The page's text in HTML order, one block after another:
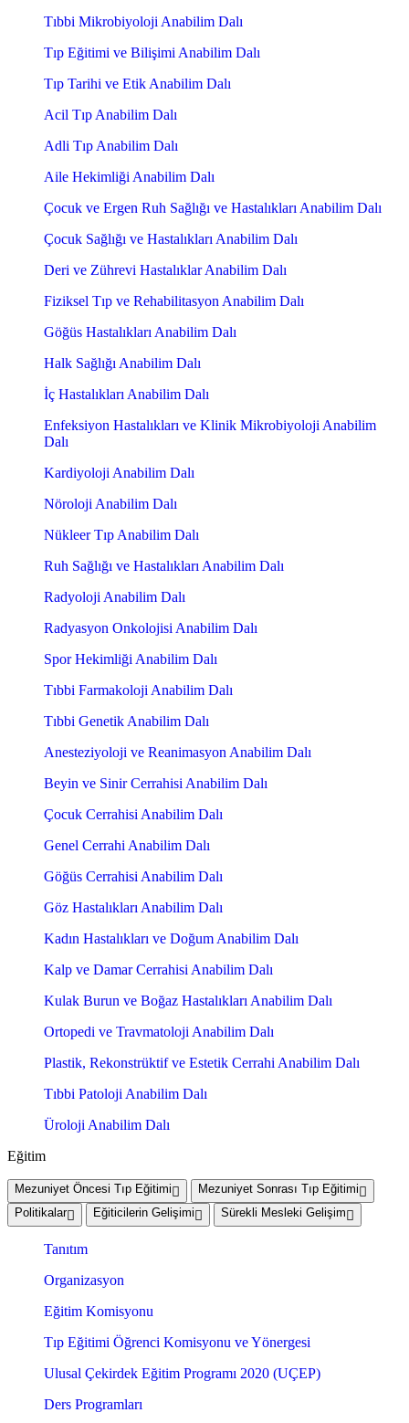
Tıbbi Mikrobiyoloji Anabilim Dalı
Tıp Eğitimi ve Bilişimi Anabilim Dalı
Tıp Tarihi ve Etik Anabilim Dalı
Acil Tıp Anabilim Dalı
Adli Tıp Anabilim Dalı
Aile Hekimliği Anabilim Dalı
Çocuk ve Ergen Ruh Sağlığı ve Hastalıkları Anabilim Dalı
Çocuk Sağlığı ve Hastalıkları Anabilim Dalı
Deri ve Zührevi Hastalıklar Anabilim Dalı
Fiziksel Tıp ve Rehabilitasyon Anabilim Dalı
Göğüs Hastalıkları Anabilim Dalı
Halk Sağlığı Anabilim Dalı
İç Hastalıkları Anabilim Dalı
Enfeksiyon Hastalıkları ve Klinik Mikrobiyoloji Anabilim
Dalı
Kardiyoloji Anabilim Dalı
Nöroloji Anabilim Dalı
Nükleer Tıp Anabilim Dalı
Ruh Sağlığı ve Hastalıkları Anabilim Dalı
Radyoloji Anabilim Dalı
Radyasyon Onkolojisi Anabilim Dalı
Spor Hekimliği Anabilim Dalı
Tıbbi Farmakoloji Anabilim Dalı
Tıbbi Genetik Anabilim Dalı
Anesteziyoloji ve Reanimasyon Anabilim Dalı
Beyin ve Sinir Cerrahisi Anabilim Dalı
Çocuk Cerrahisi Anabilim Dalı
Genel Cerrahi Anabilim Dalı
Göğüs Cerrahisi Anabilim Dalı
Göz Hastalıkları Anabilim Dalı
Kadın Hastalıkları ve Doğum Anabilim Dalı
Kalp ve Damar Cerrahisi Anabilim Dalı
Kulak Burun ve Boğaz Hastalıkları Anabilim Dalı
Ortopedi ve Travmatoloji Anabilim Dalı
Plastik, Rekonstrüktif ve Estetik Cerrahi Anabilim Dalı
Tıbbi Patoloji Anabilim Dalı
Üroloji Anabilim Dalı
Eğitim
Mezuniyet Öncesi Tıp Eğitimi
Mezuniyet Sonrası Tıp Eğitimi
Politikalar
Eğiticilerin Gelişimi Sürekli Mesleki Gelişim
Tanıtım
Organizasyon
Eğitim Komisyonu
Tıp Eğitimi Öğrenci Komisyonu ve Yönergesi
Ulusal Çekirdek Eğitim Programı 2020 (UÇEP)
Ders Programları